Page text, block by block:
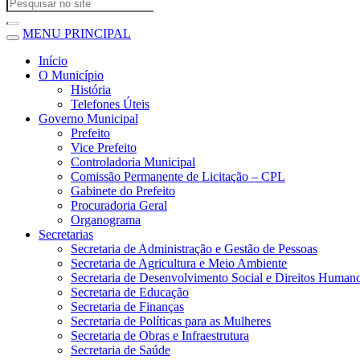
MENU PRINCIPAL
Início
O Município
História
Telefones Úteis
Governo Municipal
Prefeito
Vice Prefeito
Controladoria Municipal
Comissão Permanente de Licitação – CPL
Gabinete do Prefeito
Procuradoria Geral
Organograma
Secretarias
Secretaria de Administração e Gestão de Pessoas
Secretaria de Agricultura e Meio Ambiente
Secretaria de Desenvolvimento Social e Direitos
Secretaria de Educação
Secretaria de Finanças
Secretaria de Políticas para as Mulheres
Secretaria de Obras e Infraestrutura
Secretaria de Saúde